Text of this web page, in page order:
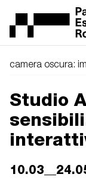
camera oscura:
Studio